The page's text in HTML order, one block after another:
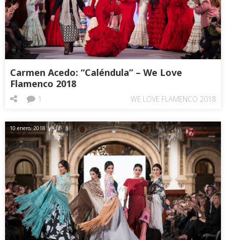
Carmen Acedo: “Caléndula” – We Love
Flamenco 2018
WE LOVE FLAMENCO 2018
1
10 enero, 2018